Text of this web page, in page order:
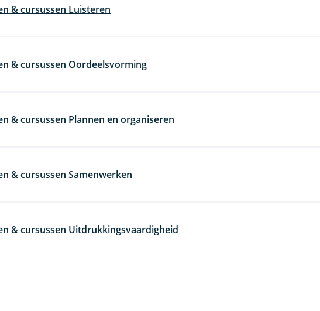
& cursussen Luisteren
& cursussen Oordeelsvorming
& cursussen Plannen en organiseren
& cursussen Samenwerken
& cursussen Uitdrukkingsvaardigheid